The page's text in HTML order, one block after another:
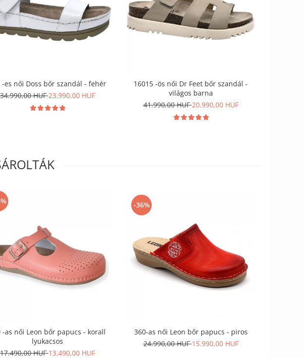
-es női Doss bőr szandál - fehér
34.990,00 HUF23.990,00 HUF
16015 -ös női Dr Feet bőr szandál -
világos barna
41.990,00 HUF20.990,00 HUF
-as női Leon bőr papucs - korall
lyukacsos
17.490,00 HUF13.490,00 HUF
-36%
360-as női Leon bőr papucs - piros
24.990,00 HUF15.990,00 HUF